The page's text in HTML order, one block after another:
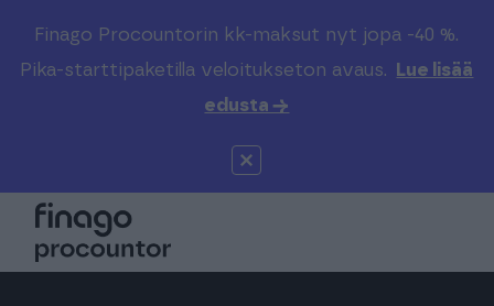
Finago Procountorin kk-maksut nyt jopa -40 %.
Pika-starttipaketilla veloitukseton avaus.
Lue lisää
edusta →
Etsi sivustolta
Valitse kieli
Global (EN)
Kirjaudu
Solo
Sopimuskone
Kenelle
Tilitoimistoille